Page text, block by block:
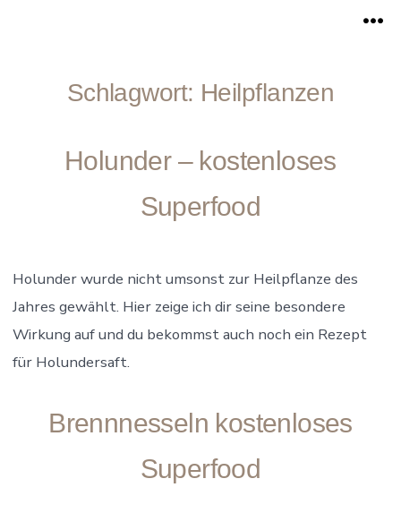
Schlagwort: Heilpflanzen
Holunder – kostenloses
Superfood
Holunder wurde nicht umsonst zur Heilpflanze des
Jahres gewählt. Hier zeige ich dir seine besondere
Wirkung auf und du bekommst auch noch ein Rezept
für Holundersaft.
Brennnesseln kostenloses
Superfood